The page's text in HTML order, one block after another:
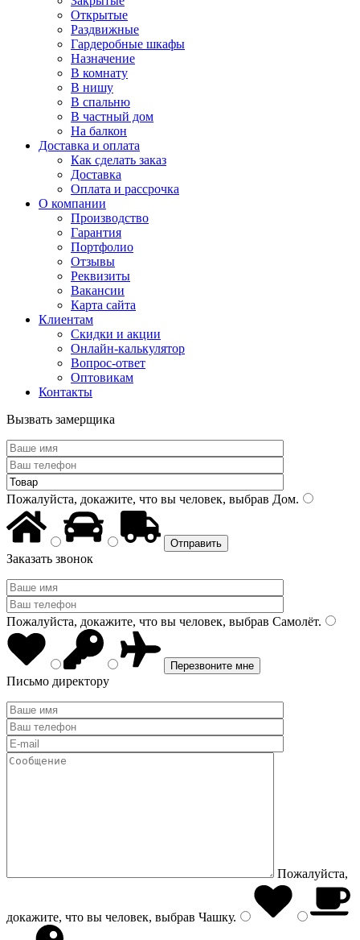
Открытые
Раздвижные
Гардеробные шкафы
Назначение
В комнату
В нишу
В спальню
В частный дом
На балкон
Доставка и оплата
Как сделать заказ
Доставка
Оплата и рассрочка
О компании
Производство
Гарантия
Портфолио
Отзывы
Реквизиты
Вакансии
Карта сайта
Клиентам
Скидки и акции
Онлайн-калькулятор
Вопрос-ответ
Оптовикам
Контакты
Вызвать замерщика
Пожалуйста, докажите, что вы человек, выбрав Дом.
Заказать звонок
Пожалуйста, докажите, что вы человек, выбрав Самолёт.
Письмо директору
Пожалуйста,
докажите, что вы человек, выбрав Чашку.